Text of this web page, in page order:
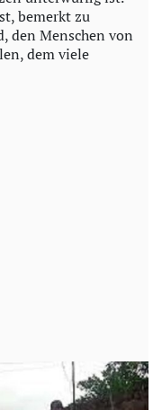
bemerkt zu
den Menschen von
dem viele